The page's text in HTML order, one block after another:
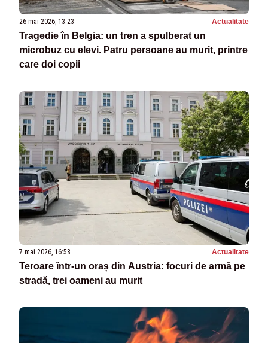
26 mai 2026, 13:23 Actualitate
Tragedie în Belgia: un tren a spulberat un
microbuz cu elevi. Patru persoane au murit, printre
care doi copii
7 mai 2026, 16:58 Actualitate
Teroare într-un oraș din Austria: focuri de armă pe
stradă, trei oameni au murit